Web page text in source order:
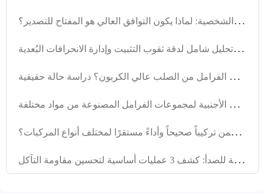
ت
حليل الفروق بين أقراص الفرامل للمركبات التجارية والمركبات الشخصية: لماذا يكون التوافق العالي هو المفتاح للتصدير؟
ك
يف تُحقق مطابقة قرص الفرامل بنسبة تزيد عن 99%؟ تحليل شامل لدقة ثقوب التثبيت وإدارة الانحرافات البُعدية
ل
ماذا يختار العملاء الأجانب أقراص الفرامل من الصلب عالي الكربون؟ دراسة حالة حقيقية
ت
حليل اختلافات الأداء وتطبيقات السوق الأجنبية لمجموعات الفرامل المصنوعة من مواد مختلفة
ح
ل مشكلة توافقية أقراص الفرامل: كيف نضمن تركيباً صحيحاً وأداءً مستقرًا لمختلف أنواع المركبات؟
ت
قنية طلاء قرص الفرامل المقاومة للصدأ: كشف 3 عمليات أساسية لتحسين مقاومة التآكل